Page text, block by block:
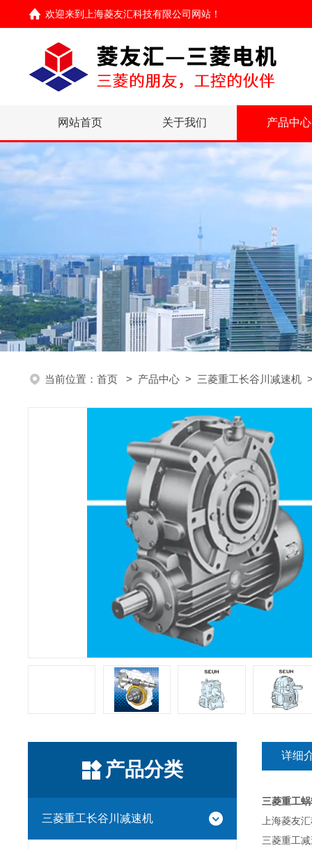
欢迎来到 上海菱友汇科技有限公司网站 ！
网站首页 关于我们 产品中心
当前位置： 首页 > 产品中心 > 三菱重工长谷川减速机
产品分类
三菱重工长谷川减速机
详细
三菱重工
上海菱友
三菱重工